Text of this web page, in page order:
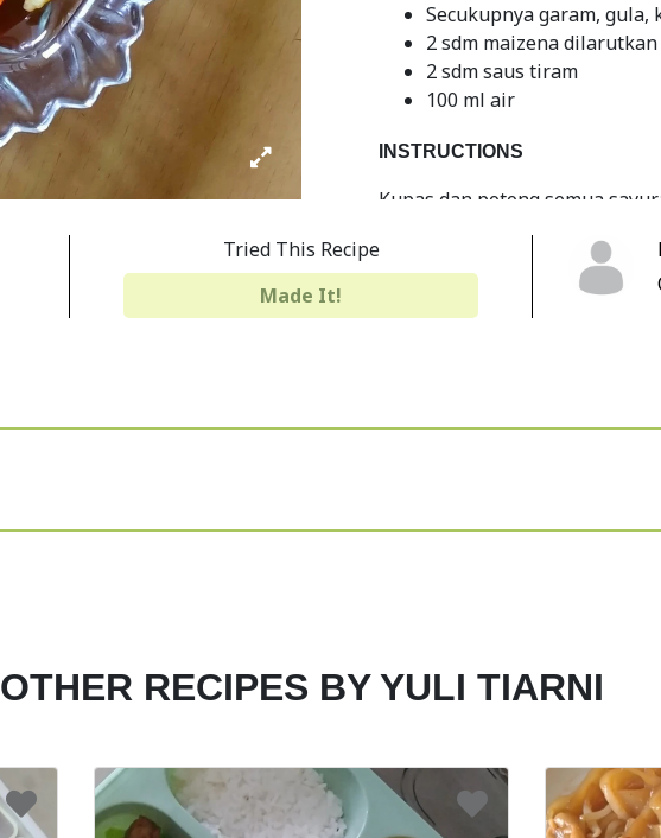
Secukupnya garam,
2 sdm maizena
2 sdm saus tiram
100 ml air
INSTRUCTIONS
Kupas dan potong semua
Tumis duo bawang sampai
jagung putren. Masak sampai
Masukkan sosis dan sawi, beri
Tried This Recipe
Made It!
OTHER RECIPES BY YULI TIARNI